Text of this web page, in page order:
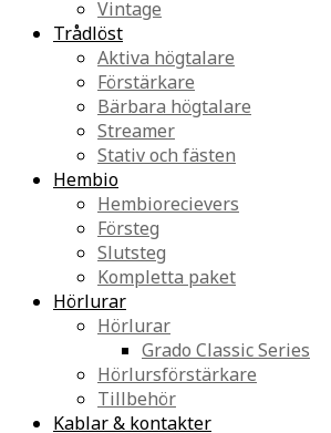
Vintage
Trådlöst
Aktiva högtalare
Förstärkare
Bärbara högtalare
Streamer
Stativ och fästen
Hembio
Hembiorecievers
Försteg
Slutsteg
Kompletta paket
Hörlurar
Hörlurar
Grado Classic Series
Hörlursförstärkare
Tillbehör
Kablar & kontakter